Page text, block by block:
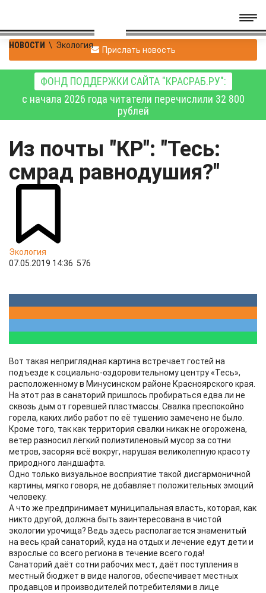
НОВОСТИ \ Экология Прислать новость
ФОНД ПОДДЕРЖКИ САЙТА "КРАСРАБ.РУ":
с начала 2026 года читатели перечислили 32 800
рублей
Из почты "КР": "Тесь:
смрад равнодушия?"
Экология
07.05.2019 14:36 576
Вот такая неприглядная картина встречает гостей на
подъезде к социально-оздоровительному центру «Тесь»,
расположенному в Минусинском районе Красноярского края.
На этот раз в санаторий пришлось пробираться едва ли не
сквозь дым от горевшей пластмассы. Свалка преспокойно
горела, каких либо работ по её тушению замечено не было.
Кроме того, так как территория свалки никак не огорожена,
ветер разносил лёгкий полиэтиленовый мусор за сотни
метров, засоряя всё вокруг, нарушая великолепную красоту
природного ландшафта.
Одно только визуальное восприятие такой дисгармоничной
картины, мягко говоря, не добавляет положительных эмоций
человеку.
А что же предпринимает муниципальная власть, которая, как
никто другой, должна быть заинтересована в чистой
экологии урочища? Ведь здесь располагается знаменитый
на весь край санаторий, куда на отдых и лечение едут дети и
взрослые со всего региона в течение всего года!
Санаторий даёт сотни рабочих мест, даёт поступления в
местный бюджет в виде налогов, обеспечивает местных
продавцов и производителей потребителями в лице